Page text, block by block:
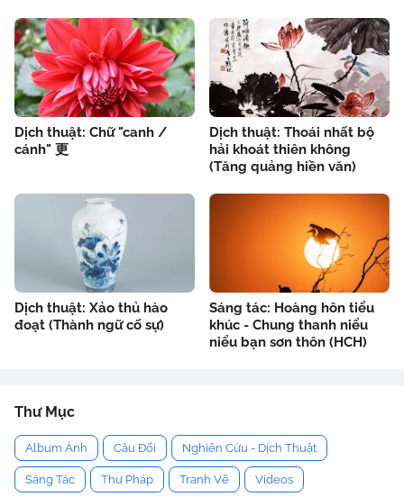
Dịch thuật: Chữ "canh /
cánh" 更
Dịch thuật: Thoái nhất bộ
hải khoát thiên không
(Tăng quảng hiền văn)
Dịch thuật: Xảo thủ hào
đoạt (Thành ngữ cố sự)
Sáng tác: Hoàng hôn tiểu
khúc - Chung thanh niểu
niểu bạn sơn thôn (HCH)
Thư Mục
Album Ảnh Câu Đối Nghiên Cứu - Dịch Thuật
Sáng Tác Thư Pháp Tranh Vẽ Videos